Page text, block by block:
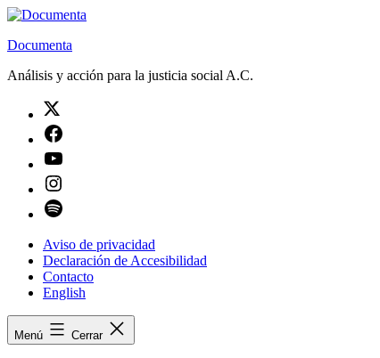
Saltar
contenido
Documenta
Análisis y acción para la justicia social A.C.
Aviso de privacidad
Declaración de Accesibilidad
Contacto
English
Menú Cerrar